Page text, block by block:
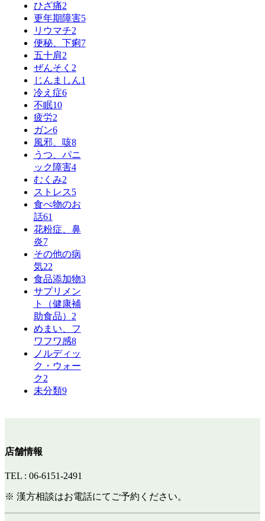
ひざ痛2
更年期障害5
リウマチ2
便秘、下痢7
五十肩2
ぜんそく 2
じんましん1
冷え症6
不眠10
疲労2
ガン6
風邪、咳8
うつ、パニ
ック障害4
むくみ2
ストレス5
食べ物のお
話61
花粉症、鼻
炎7
その他の病
気22
食品添加物3
サプリメン
ト（健康補
助食品） 2
めまい、フ
ワフワ感8
ノルディッ
ク・ウォー
ク2
未分類9
店舗情報
TEL : 06-6151-2491
※ 漢方相談はお電話にてご予約ください。